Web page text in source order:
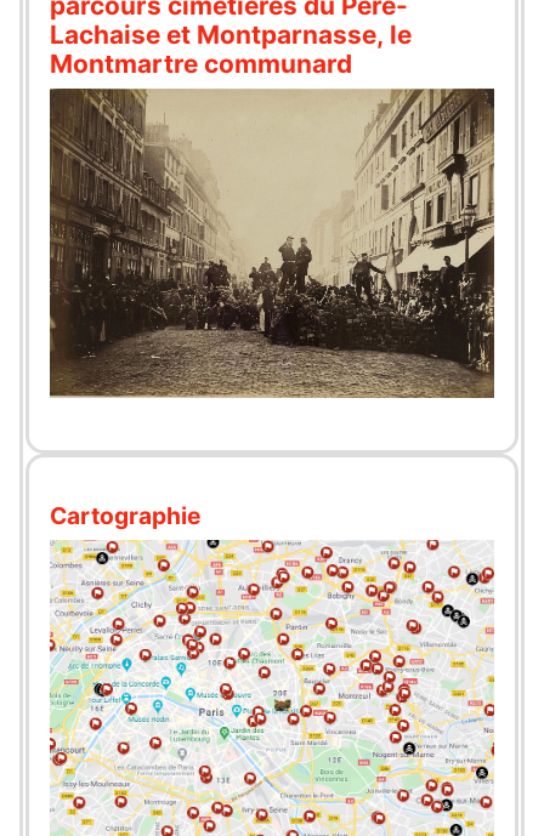
Lachaise et Montparnasse, le
Montmartre communard
Cartographie